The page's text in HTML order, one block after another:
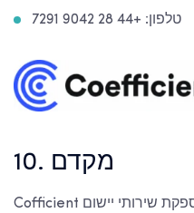
טלפון: +44 28 9042 7291
10. מקדם
Cofficient מספקת שירותי יישום ERP עם דגש על אסטרטגיות